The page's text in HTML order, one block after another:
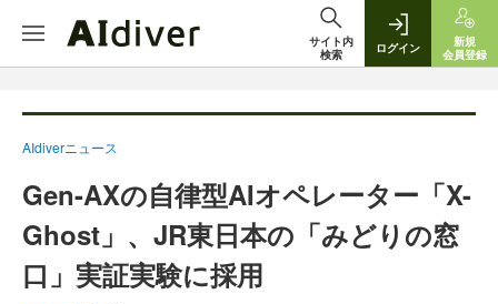
サイト内
検索
ログイン
新規
会員登録
AIdiverニュース
Gen-AXの自律型AIオペレーター「X-
Ghost」、JR東日本の「みどりの窓
口」実証実験に採用